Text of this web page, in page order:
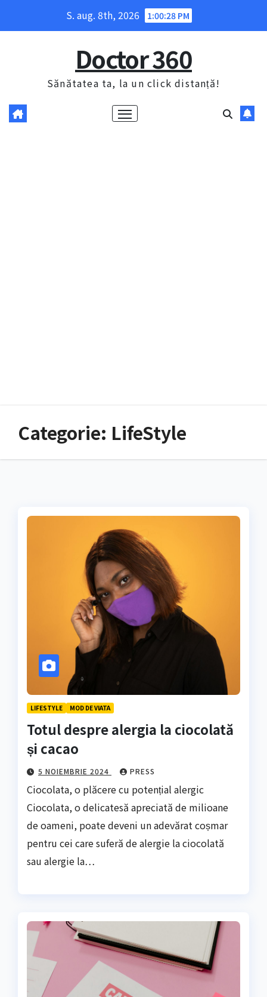
S. aug. 8th, 2026 1:00:29 PM
Doctor 360
Sănătatea ta, la un click distanță!
Categorie: LifeStyle
LIFESTYLE MOD DE VIATA
Totul despre alergia la ciocolată
și cacao
5 NOIEMBRIE 2024 PRESS
Ciocolata, o plăcere cu potențial alergic
Ciocolata, o delicatesă apreciată de milioane
de oameni, poate deveni un adevărat coșmar
pentru cei care suferă de alergie la ciocolată
sau alergie la…